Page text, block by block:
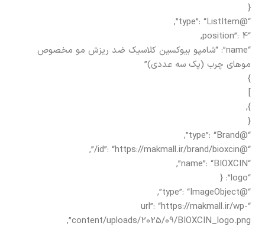
{
“@type”: “ListItem”,
“position”: 4,
“name”: “شامپو بیوکسین کلاسیک ضد ریزش مو مخصوص
موهای چرب (پک سه عددی)”
}
]
},
{
“@type”: “Brand”,
“@id”: “https://makmall.ir/brand/bioxcin/”,
“name”: “BIOXCIN”,
“logo”: {
“@type”: “ImageObject”,
“url”: “https://makmall.ir/wp-
content/uploads/2025/09/BIOXCIN_logo.png”,